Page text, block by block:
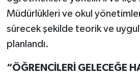
Müdürlükleri ve okul
sürecek şekilde teorik ve
planlandı.
“ÖĞRENCİLERİ GELECEĞE